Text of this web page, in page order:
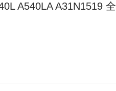
A540LA A31N1519 全